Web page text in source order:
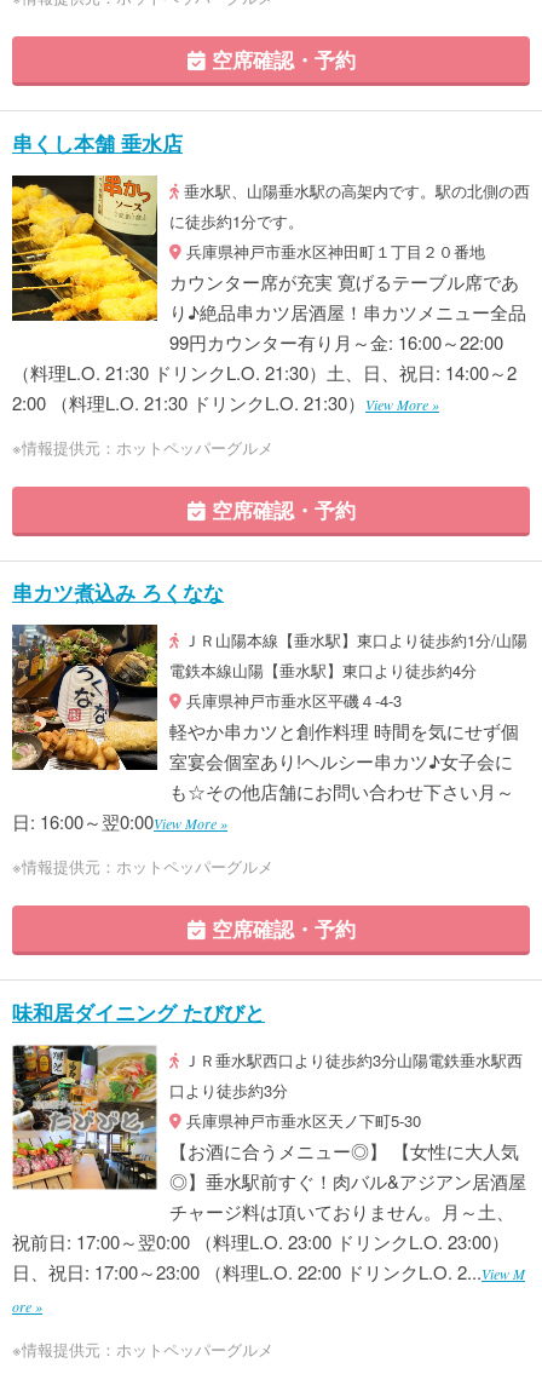
空席確認・予約
串くし本舗 垂水店
垂水駅、山陽垂水駅の高架内です。駅の北側の西
に徒歩約1分です。
兵庫県神戸市垂水区神田町１丁目２０番地
カウンター席が充実 寛げるテーブル席であ
り♪絶品串カツ居酒屋！串カツメニュー全品
99円カウンター有り月～金: 16:00～22:00
（料理L.O. 21:30 ドリンクL.O. 21:30）土、日、祝日: 14:00～2
2:00 （料理L.O. 21:30 ドリンクL.O. 21:30）
View More »
※情報提供元：ホットペッパーグルメ
空席確認・予約
串カツ煮込み ろくなな
ＪＲ山陽本線【垂水駅】東口より徒歩約1分/山陽
電鉄本線山陽【垂水駅】東口より徒歩約4分
兵庫県神戸市垂水区平磯４-4-3
軽やか串カツと創作料理 時間を気にせず個
室宴会個室あり!ヘルシー串カツ♪女子会に
も☆その他店舗にお問い合わせ下さい月～
日: 16:00～翌0:00View More »
※情報提供元：ホットペッパーグルメ
空席確認・予約
味和居ダイニング たびびと
ＪＲ垂水駅西口より徒歩約3分山陽電鉄垂水駅西
口より徒歩約3分
兵庫県神戸市垂水区天ノ下町5-30
【お酒に合うメニュー◎】 【女性に大人気
◎】垂水駅前すぐ！肉バル&アジアン居酒屋
チャージ料は頂いておりません。月～土、
祝前日: 17:00～翌0:00 （料理L.O. 23:00 ドリンクL.O. 23:00）
日、祝日: 17:00～23:00 （料理L.O. 22:00 ドリンクL.O. 2...View M
ore »
※情報提供元：ホットペッパーグルメ